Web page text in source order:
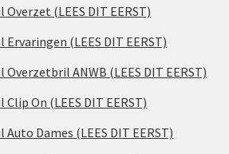
(LEES DIT EERST)
(LEES DIT EERST)
ANWB (LEES DIT EERST)
On (LEES DIT EERST)
Dames (LEES DIT EERST)